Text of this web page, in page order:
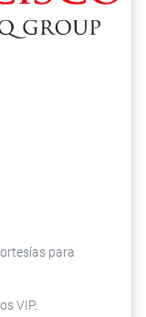
para
VIP.